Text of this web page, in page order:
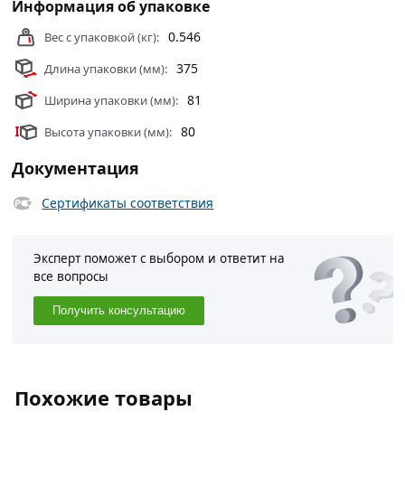
Информация об упаковке
Вес с упаковкой (кг): 0.546
Длина упаковки (мм): 375
Ширина упаковки (мм): 81
Высота упаковки (мм): 80
Документация
Сертификаты соответствия
Эксперт поможет с выбором и ответит на
все вопросы
Получить консультацию
Похожие товары